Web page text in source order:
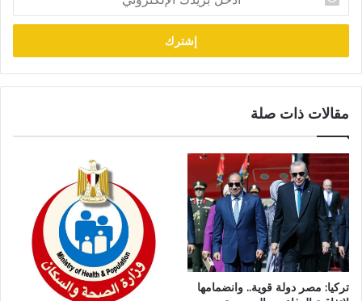
بريدك
الإلكتروني
مقالات ذات صلة
تركيا: مصر دولة قوية.. وانضمامها